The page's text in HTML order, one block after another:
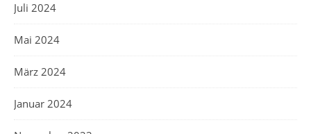
Juli 2024
Mai 2024
März 2024
Januar 2024